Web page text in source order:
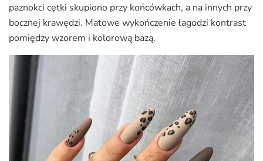
paznokci cętki skupiono przy końcówkach, a na innych przy
bocznej krawędzi. Matowe wykończenie łagodzi kontrast
pomiędzy wzorem i kolorową bazą.